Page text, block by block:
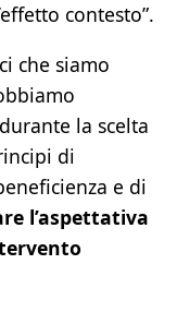
contesto”.
che siamo
la scelta
di
e di
l’aspettativa